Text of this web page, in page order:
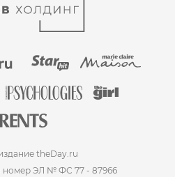
theDay.ru
номер ЭЛ № ФС 77 - 87966